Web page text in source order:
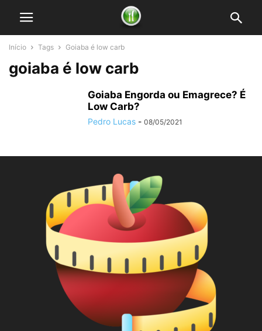
Início Tags Goiaba é low carb
goiaba é low carb
Goiaba Engorda ou Emagrece? É
Low Carb?
Pedro Lucas - 08/05/2021